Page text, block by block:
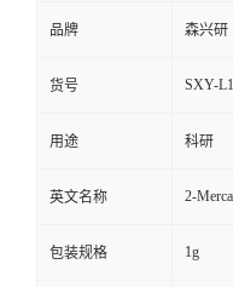
品牌 森兴研
货号 SXY-
用途 科研
英文名称 2-
包装规格 1g